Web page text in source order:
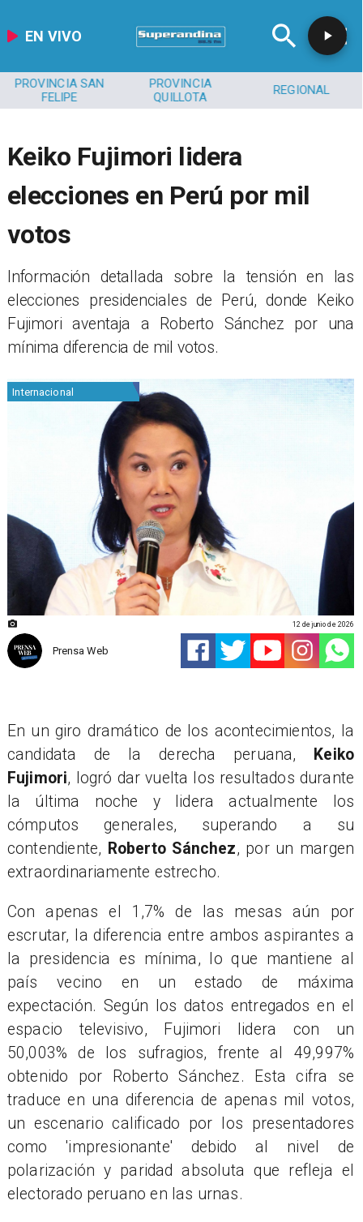
EN VIVO
PROVINCIA SAN
FELIPE
PROVINCIA
QUILLOTA
REGIONAL
Keiko Fujimori lidera
elecciones en Perú por mil
votos
Información detallada sobre la tensión en las
elecciones presidenciales de Perú, donde Keiko
Fujimori aventaja a Roberto Sánchez por una
mínima diferencia de mil votos.
Internacional
Prensa Web
12 de junio de 2026
En un giro dramático de los acontecimientos, la
candidata de la derecha peruana,
Keiko
Fujimori, logró dar vuelta los resultados durante
la última noche y lidera actualmente los
cómputos generales, superando a su
contendiente, Roberto Sánchez, por un margen
extraordinariamente estrecho.
Con apenas el 1,7% de las mesas aún por
escrutar, la diferencia entre ambos aspirantes a
la presidencia es mínima, lo que mantiene al
país vecino en un estado de máxima
expectación. Según los datos entregados en el
espacio televisivo, Fujimori lidera con un
50,003% de los sufragios, frente al 49,997%
obtenido por Roberto Sánchez. Esta cifra se
traduce en una diferencia de apenas mil votos,
un escenario calificado por los presentadores
como 'impresionante' debido al nivel de
polarización y paridad absoluta que refleja el
electorado peruano en las urnas.